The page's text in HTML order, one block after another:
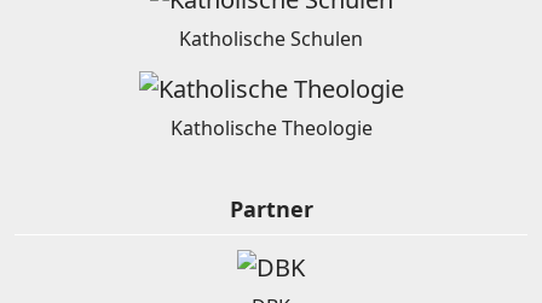
Katholische Schulen
Katholische Theologie
Partner